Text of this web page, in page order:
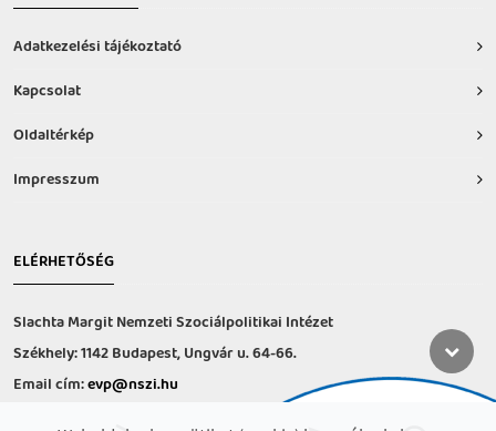
Adatkezelési tájékoztató
Kapcsolat
Oldaltérkép
Impresszum
ELÉRHETŐSÉG
Slachta Margit Nemzeti Szociálpolitikai Intézet
Székhely: 1142 Budapest, Ungvár u. 64-66.
Email cím:evp@nszi.hu